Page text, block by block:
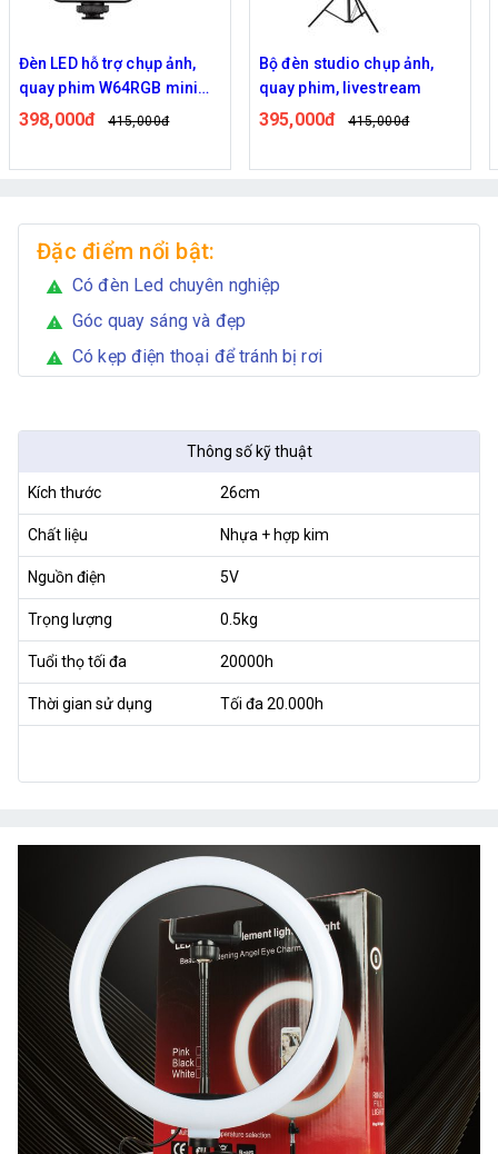
Đèn LED hỗ trợ chụp ảnh,
quay phim W64RGB mini
RGB
398,000đ 415,000đ
Bộ đèn studio chụp ảnh,
quay phim, livestream
395,000đ 415,000đ
Đặc điểm nổi bật:
warning Có đèn Led chuyên nghiệp
warning Góc quay sáng và đẹp
warning Có kẹp điện thoại để tránh bị rơi
Thông số kỹ thuật
Kích thước 26cm
Chất liệu Nhựa + hợp kim
Nguồn điện 5V
Trọng lượng 0.5kg
Tuổi thọ tối đa 20000h
Thời gian sử dụng Tối đa 20.000h